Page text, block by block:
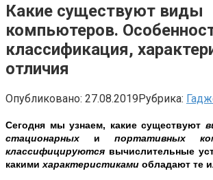
Какие существуют виды
компьютеров.
классификация,
отличия
Опубликовано: 27.08.2019Рубрика:
Сегодня мы узнаем, какие существуют
стационарных и портативных
классифицируются вычислительные
какими характеристиками обладают те